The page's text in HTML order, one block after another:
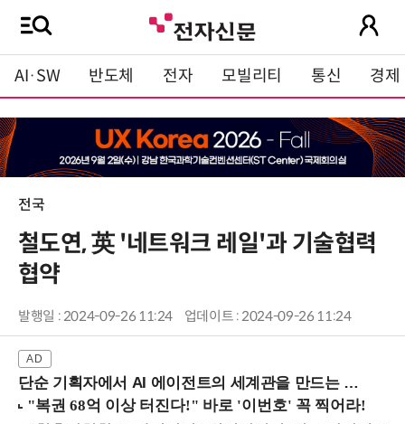
AI·SW 반도체 전자 모빌리티 통신 경제
전국
철도연, 英 '네트워크 레일'과 기술협력
협약
발행일 : 2024-09-26 11:24 업데이트 : 2024-09-26 11:24
단순 기획자에서 AI 에이전트의 세계관을 만드는 지식 설계자로.. (8/20 강남역)